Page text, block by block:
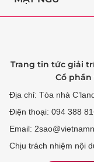
Trang tin tức giải
Cổ
Địa chỉ: Tòa nhà
Điện thoại: 094 388
Email:
Chịu trách nhiệm nội